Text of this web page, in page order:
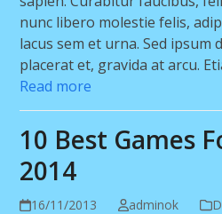
nunc libero molestie felis,
lacus sem et urna. Sed ipsum
placerat et, gravida at arcu.
Read more
10 Best Games
2014
16/11/2013 adminok